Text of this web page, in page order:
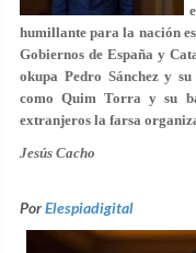
humillante para la nación
Gobiernos de España y
okupa Pedro Sánchez y
como Quim Torra y su
extranjeros la farsa
Jesús Cacho
PorElespiadigital